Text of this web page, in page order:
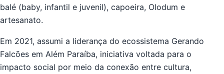
balé (baby, infantil e juvenil), capoeira, Olodum e
artesanato.
Em 2021, assumi a liderança do ecossistema Gerando
Falcões em Além Paraíba, iniciativa voltada para o
impacto social por meio da conexão entre cultura,